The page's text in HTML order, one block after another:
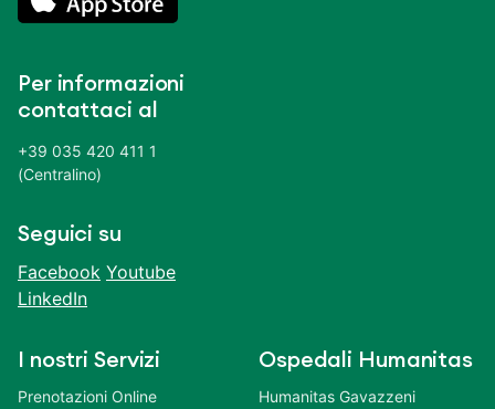
Per informazioni
contattaci al
+39 035 420 411 1
(Centralino)
Seguici su
Facebook Youtube
LinkedIn
I nostri Servizi
Prenotazioni Online
Ospedali Humanitas
Humanitas Gavazzeni